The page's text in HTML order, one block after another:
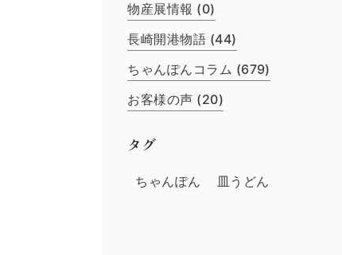
物産展情報 (0)
長崎開港物語 (44)
ちゃんぽんコラム (679)
お客様の声 (20)
タグ
ちゃんぽん 皿うどん